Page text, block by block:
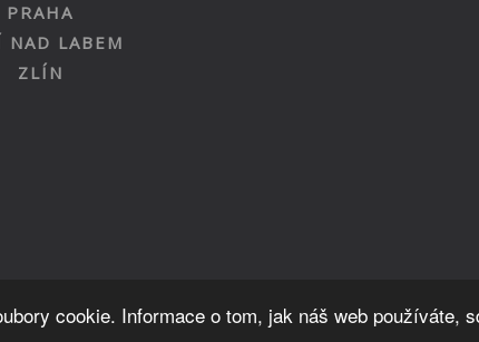
cookie. Informace o tom, jak náš web používáte,
PRAHA
NAD LABEM
ZLÍN